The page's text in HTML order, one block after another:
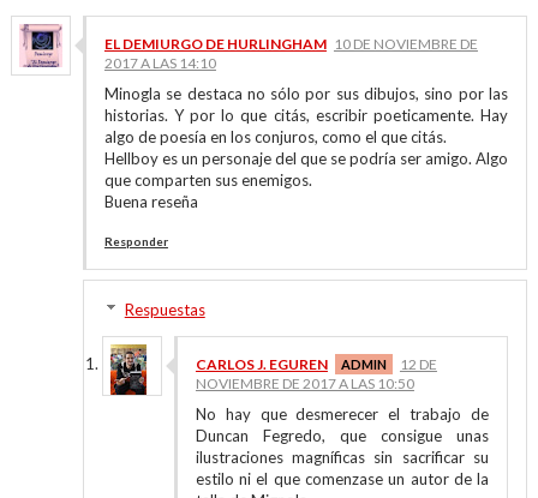
EL DEMIURGO DE HURLINGHAM 10 DE NOVIEMBRE DE
2017 A LAS 14:10
Minogla se destaca no sólo por sus dibujos, sino por las
historias. Y por lo que citás, escribir poeticamente. Hay
algo de poesía en los conjuros, como el que citás.
Hellboy es un personaje del que se podría ser amigo. Algo
que comparten sus enemigos.
Buena reseña
Responder
Respuestas
CARLOS J. EGUREN
12 DE
NOVIEMBRE DE 2017 A LAS 10:50
No hay que desmerecer el trabajo de
Duncan Fegredo, que consigue unas
ilustraciones magníficas sin sacrificar su
estilo ni el que comenzase un autor de la